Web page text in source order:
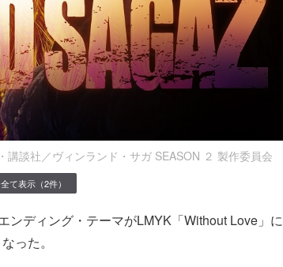
講談社／ヴィンランド・サガ SEASON ２ 製作委員会
て表示（2件）
ディング・テーマがLMYK「Without Love」に
った。